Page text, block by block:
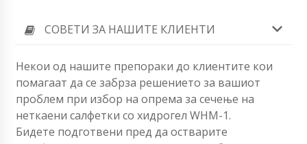
СОВЕТИ ЗА НАШИТЕ КЛИЕНТИ
Некои од нашите препораки до клиентите кои
помагаат да се забрза решението за вашиот
проблем при избор на опрема за сечење на
неткаени салфетки со хидрогел WHM-1.
Бидете подготвени пред да остварите